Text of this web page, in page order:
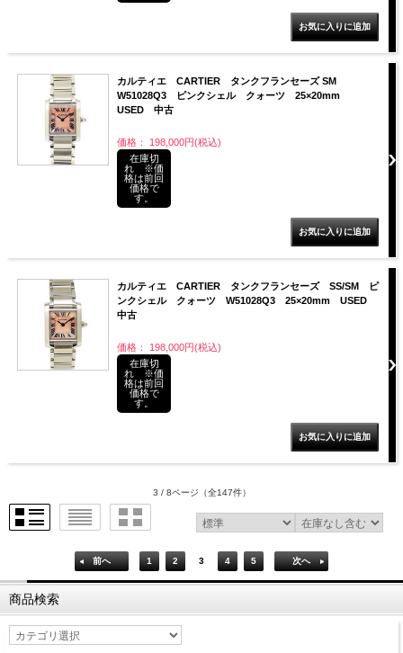
カルティエ CARTIER タンクフランセーズ SM
W51028Q3 ピンクシェル クォーツ 25×20mm
USED 中古
価格： 198,000円(税込)
在庫切
れ ※価
格は前回
価格で
す。
カルティエ CARTIER タンクフランセーズ SS/SM ピ
ンクシェル クォーツ W51028Q3 25×20mm USED
中古
価格： 198,000円(税込)
在庫切
れ ※価
格は前回
価格で
す。
3 / 8ページ （全147件）
前へ 1 2 3 4 5 次へ
商品検索